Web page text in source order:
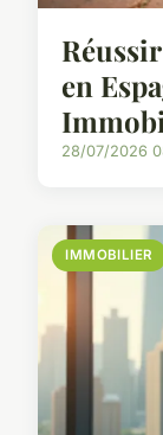
en
28/07/2026
IMMOBILIER